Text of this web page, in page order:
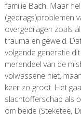
familie Bach. Maar
(gedrags)problemen
overgedragen zoals
trauma en geweld.
volgende generatie
merendeel van de
volwassene niet,
keer zo groot. Het
slachtofferschap als
om beide (Steketee,